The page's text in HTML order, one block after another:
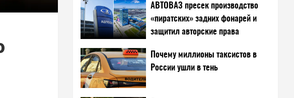
АВТОВАЗ пресек производство
«пиратских» задних фонарей и
защитил авторские права
Почему миллионы таксистов в
России ушли в тень